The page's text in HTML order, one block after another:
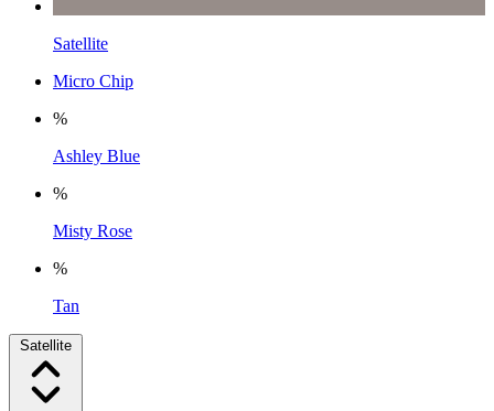
Satellite
Micro Chip
%
Ashley Blue
%
Misty Rose
%
Tan
Satellite